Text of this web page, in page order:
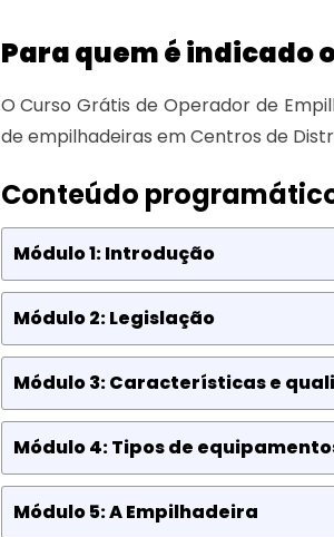
Para quem é indicado
O Curso Grátis de Operador de
de empilhadeiras em Centros de
Conteúdo
Módulo 1: Introdução
Módulo 2: Legislação
Módulo 3: Características e
Módulo 4: Tipos de
Módulo 5: A Empilhadeira